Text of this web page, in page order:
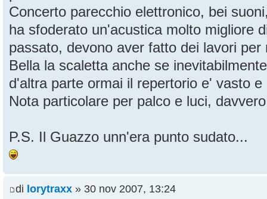
Concerto parecchio elettronico, bei
ha sfoderato un'acustica molto migliore
passato, devono aver fatto dei lavori per
Bella la scaletta anche se
d'altra parte ormai il repertorio e' vasto e
Nota particolare per palco e luci,
P.S. Il Guazzo unn'era punto sudato...
di lorytraxx » 30 nov 2007, 13:24